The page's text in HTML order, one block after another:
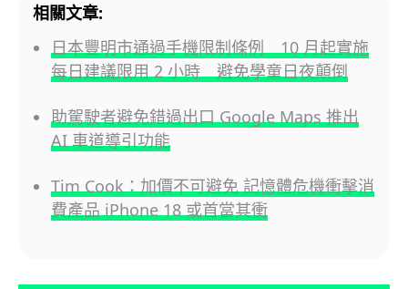
相關文章:
日本豐明市通過手機限制條例 10 月起實施
每日建議限用 2 小時 避免學童日夜顛倒
助駕駛者避免錯過出口 Google Maps 推出
AI 車道導引功能
Tim Cook：加價不可避免 記憶體危機衝擊消
費產品 iPhone 18 或首當其衝